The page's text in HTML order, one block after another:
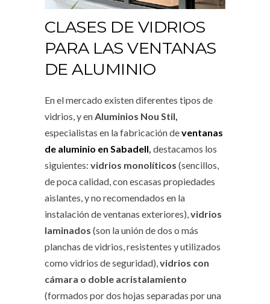
CLASES DE VIDRIOS
PARA LAS VENTANAS
DE ALUMINIO
En el mercado existen diferentes tipos de
vidrios, y en Aluminios Nou Stil,
especialistas en la fabricación deventanas
de aluminio en Sabadell destacamos los
siguientes: vidrios monolíticos (sencillos,
de poca calidad, con escasas propiedades
aislantes, y no recomendados en la
instalación de ventanas exteriores), vidrios
laminados (son la unión de dos o más
planchas de vidrios, resistentes y utilizados
como vidrios de seguridad), vidrios con
cámara o doble acristalamiento
(formados por dos hojas separadas por una